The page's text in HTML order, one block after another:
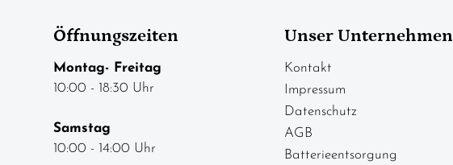
Öffnungszeiten
Montag- Freitag
10:00 - 18:30 Uhr
Samstag
10:00 - 14:00 Uhr
Unser Unternehmen
Kontakt
Impressum
Datenschutz
AGB
Batterieentsorgung